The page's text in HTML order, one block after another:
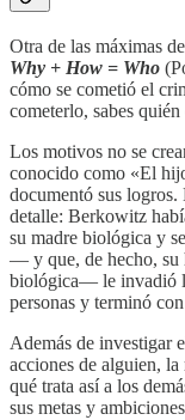
Otra de las máximas
Why + How = Who
cómo se cometió el
cometerlo, sabes quién
Los motivos no se
conocido como «El
documentó sus logros.
detalle: Berkowitz
su madre biológica y
— y que, de hecho, su
biológica— le invadió
personas y terminó
Además de investigar
acciones de alguien,
qué trata así a los
sus metas y